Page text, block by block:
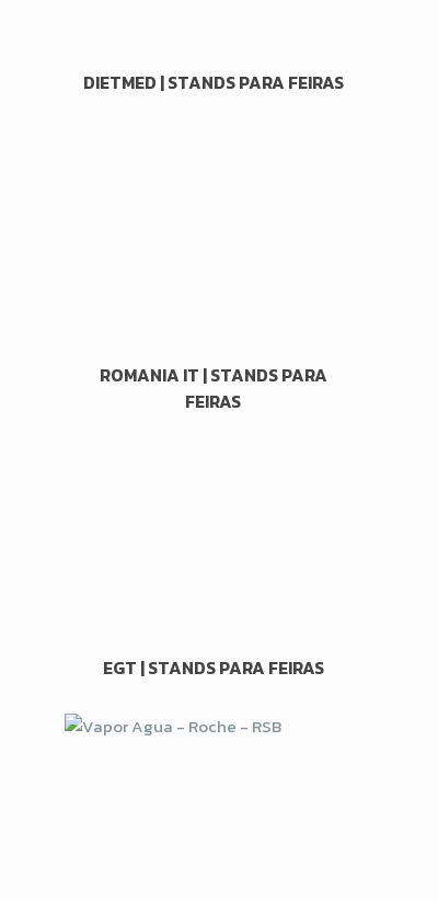
DIETMED | STANDS PARA FEIRAS
ROMANIA IT | STANDS PARA
FEIRAS
EGT | STANDS PARA FEIRAS